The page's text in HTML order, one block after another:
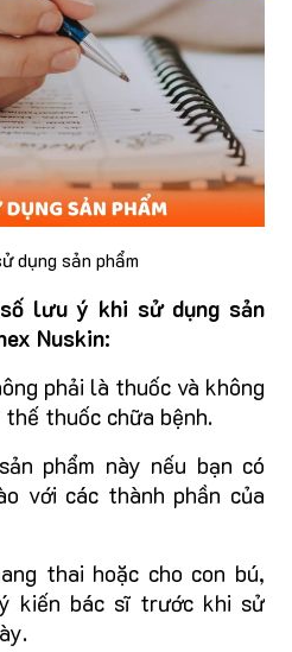
dụng sản phẩm
lưu ý khi sử dụng sản
Nuskin:
phải là thuốc và không
thuốc chữa bệnh.
phẩm này nếu bạn có
với các thành phần của
thai hoặc cho con bú,
kiến bác sĩ trước khi sử